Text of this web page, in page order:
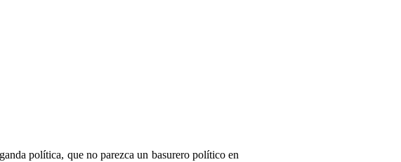
política, que no parezca un basurero político en